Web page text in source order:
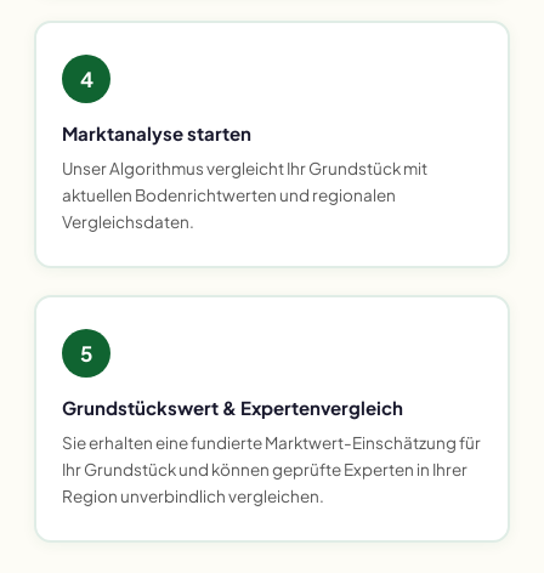
4
Marktanalyse starten
Unser Algorithmus vergleicht Ihr Grundstück mit
aktuellen Bodenrichtwerten und regionalen
Vergleichsdaten.
5
Grundstückswert & Expertenvergleich
Sie erhalten eine fundierte Marktwert-Einschätzung für
Ihr Grundstück und können geprüfte Experten in Ihrer
Region unverbindlich vergleichen.